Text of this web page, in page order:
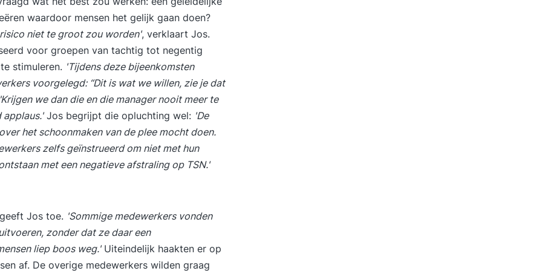
waardoor mensen het gelijk gaan doen?
niet te groot zou worden', verklaart Jos.
voor groepen van tachtig tot negentig
stimuleren. 'Tijdens deze bijeenkomsten
voorgelegd: “Dit is wat we willen, zie je dat
we dan die en die manager nooit meer te
applaus.'Jos begrijpt die opluchting wel: 'De
het schoonmaken van de plee mocht doen.
zelfs geïnstrueerd om niet met hun
met een negatieve afstraling op TSN.'
Jos toe. 'Sommige medewerkers vonden
zonder dat ze daar een
liep boos weg.'Uiteindelijk haakten er op
af. De overige medewerkers wilden graag